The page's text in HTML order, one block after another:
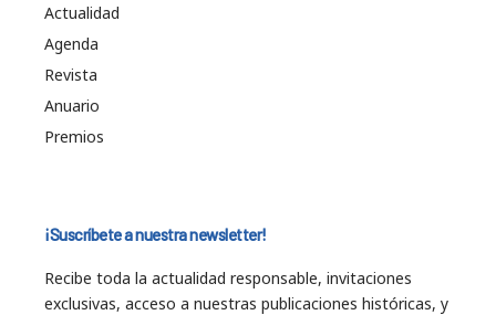
Actualidad
Agenda
Revista
Anuario
Premios
¡Suscríbete a nuestra newsletter!
Recibe toda la actualidad responsable, invitaciones
exclusivas, acceso a nuestras publicaciones históricas, y